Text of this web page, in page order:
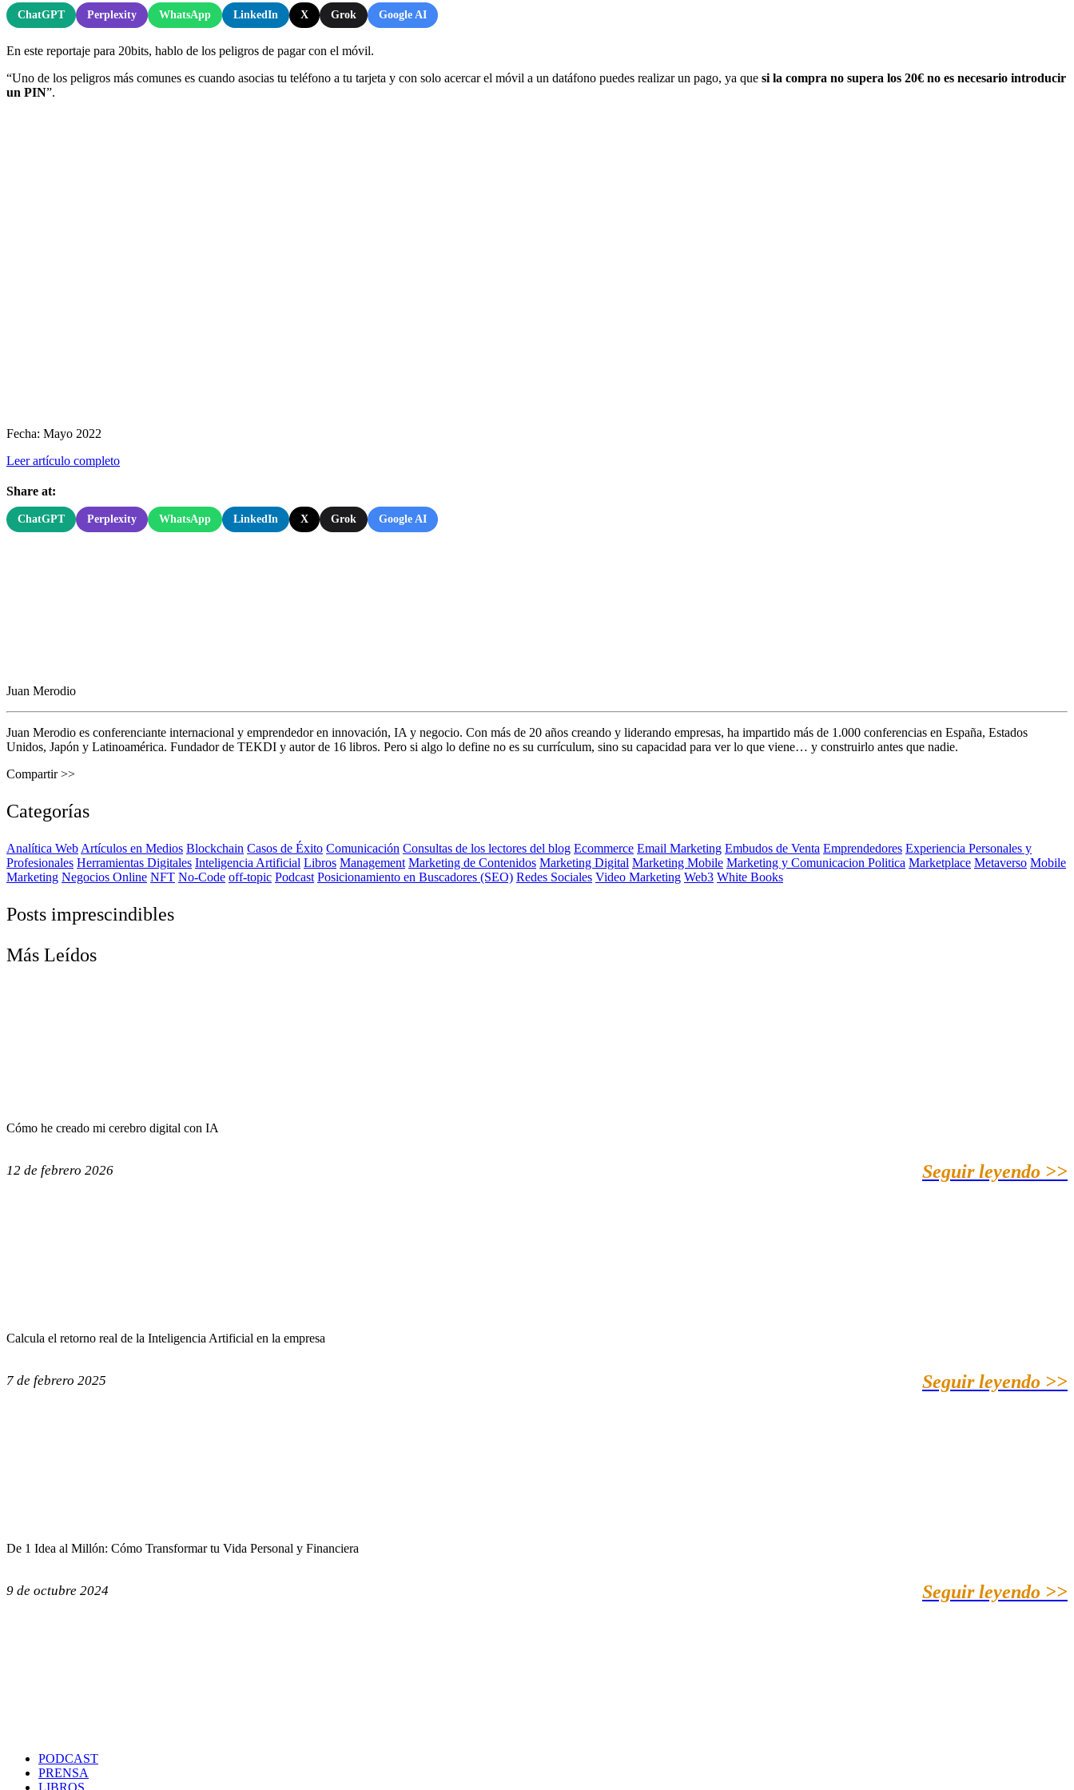
ChatGPT Perplexity WhatsApp LinkedIn X Grok Google AI
En este reportaje para 20bits, hablo de los peligros de pagar con el móvil.
“Uno de los peligros más comunes es cuando asocias tu teléfono a tu tarjeta y con solo acercar el móvil a un datáfono puedes realizar un pago, ya que si la compra no supera los 20€ no es necesario introducir
un PIN”.
Fecha: Mayo 2022
Leer artículo completo
Share at:
ChatGPT Perplexity WhatsApp LinkedIn X Grok Google AI
Juan Merodio
Juan Merodio es conferenciante internacional y emprendedor en innovación, IA y negocio. Con más de 20 años creando y liderando empresas, ha impartido más de 1.000 conferencias en España, Estados
Unidos, Japón y Latinoamérica. Fundador de TEKDI y autor de 16 libros. Pero si algo lo define no es su currículum, sino su capacidad para ver lo que viene… y construirlo antes que nadie.
Compartir >>
Categorías
Analítica Web Artículos en Medios Blockchain Casos de Éxito Comunicación Consultas de los lectores del blog Ecommerce Email Marketing Embudos de Venta Emprendedores Experiencia Personales y
Profesionales Herramientas Digitales Inteligencia Artificial Libros Management Marketing de Contenidos Marketing Digital Marketing Mobile Marketing y Comunicacion Politica Marketplace Metaverso Mobile
Marketing Negocios Online NFT No-Code off-topic Podcast Posicionamiento en Buscadores (SEO) Redes Sociales Video Marketing Web3 White Books
Posts imprescindibles
Más Leídos
Cómo he creado mi cerebro digital con IA
12 de febrero 2026 Seguir leyendo >>
Calcula el retorno real de la Inteligencia Artificial en la empresa
7 de febrero 2025 Seguir leyendo >>
De 1 Idea al Millón: Cómo Transformar tu Vida Personal y Financiera
9 de octubre 2024 Seguir leyendo >>
PODCAST
PRENSA
LIBROS